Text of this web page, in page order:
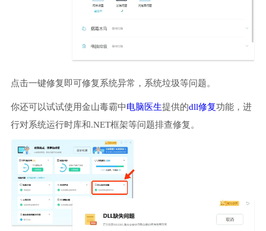
点击一键修复即可修复系统异常，系统垃圾等问题。
你还可以试试使用金山毒霸中电脑医生提供的dll修复功能，进
行对系统运行时库和.NET框架等问题排查修复。